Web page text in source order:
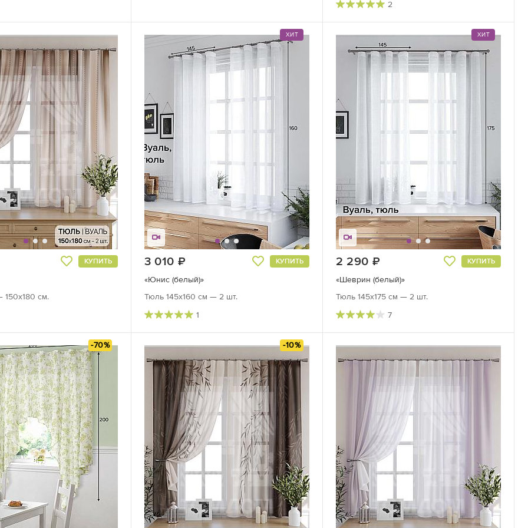
2
КУПИТЬ
см.
ХИТ
3 010 КУПИТЬ
«Юнис (белый)»
Тюль 145х160 см — 2 шт.
1
ХИТ
2 290 КУПИТЬ
«Шеврин (белый)»
Тюль 145х175 см — 2 шт.
7
-70% -10%